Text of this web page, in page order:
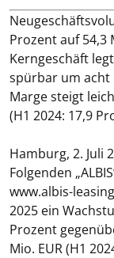
Prozent auf 54,3
Kerngeschäft
spürbar um acht
Marge steigt
(H1 2024: 17,9
Hamburg, 2. Juli
Folgenden
www.albis-
2025 ein
Prozent
Mio. EUR (H1